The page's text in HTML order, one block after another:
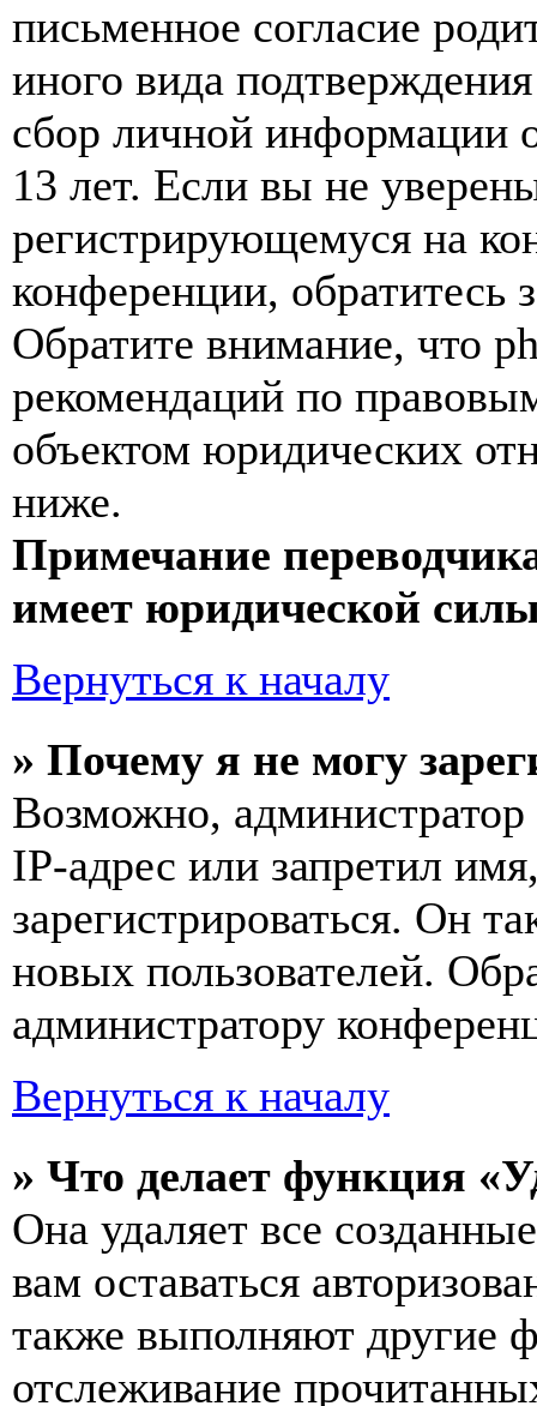
письменное согласие
иного вида
сбор личной информации
13 лет. Если вы не
регистрирующемуся на
конференции, обратитесь
Обратите внимание, что
рекомендаций по
объектом юридических
ниже.
Примечание
имеет юридической
Вернуться к началу
» Почему я не могу
Возможно,
IP-адрес или запретил
зарегистрироваться. Он
новых пользователей.
администратору
Вернуться к началу
» Что делает функция
Она удаляет все
вам оставаться
также выполняют другие
отслеживание